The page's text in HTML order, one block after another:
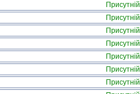
Присутній
Присутній
Присутній
Присутній
Присутній
Присутній
Присутній